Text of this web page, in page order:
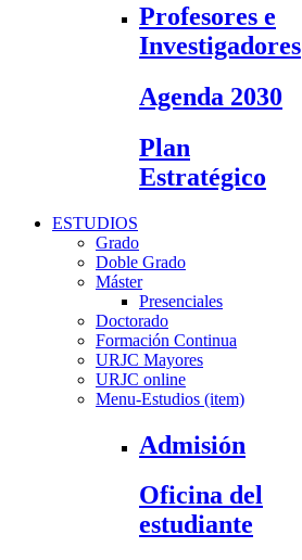
Profesores e
Investigadores
Agenda 2030
Plan
Estratégico
ESTUDIOS
Grado
Doble Grado
Máster
Presenciales
Doctorado
Formación Continua
URJC Mayores
URJC online
Menu-Estudios (item)
Admisión
Oficina del
estudiante